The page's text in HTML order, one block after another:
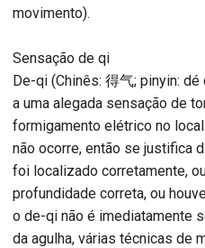
movimento).
Sensação de qi
De-qi (Chinês: 得气; pinyin:
a uma alegada sensação de
formigamento elétrico no
não ocorre, então se justifica
foi localizado corretamente,
profundidade correta, ou
o de-qi não é imediatamente
da agulha, várias técnicas de